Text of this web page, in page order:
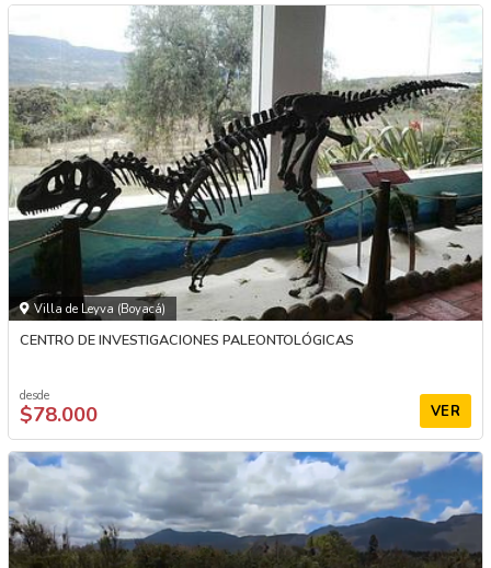
Villa de Leyva (Boyacá)
CENTRO DE INVESTIGACIONES PALEONTOLÓGICAS
desde
$78.000 VER